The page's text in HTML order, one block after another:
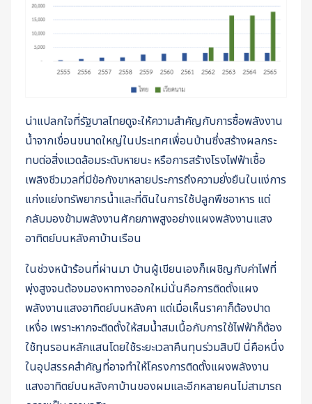
น่าแปลกใจที่รัฐบาลไทยดูจะให้ความสำคัญกับการซื้อพลังงาน
น้ำจากเขื่อนขนาดใหญ่ในประเทศเพื่อนบ้านซึ่งสร้างผลกระ
ทบต่อสิ่งแวดล้อมระดับหายนะ หรือการสร้างโรงไฟฟ้าเชื้อ
เพลิงชีวมวลที่มีข้อกังขาหลายประการถึงความยั่งยืนในแง่การ
แก่งแย่งทรัพยากรน้ำและที่ดินในการใช้ปลูกพืชอาหาร แต่
กลับมองข้ามพลังงานศักยภาพสูงอย่างแผงพลังงานแสง
อาทิตย์บนหลังคาบ้านเรือน
ในช่วงหน้าร้อนที่ผ่านมา บ้านผู้เขียนเองก็เผชิญกับค่าไฟที่
พุ่งสูงจนต้องมองหาทางออกใหม่นั่นคือการติดตั้งแผง
พลังงานแสงอาทิตย์บนหลังคา แต่เมื่อเห็นราคาก็ต้องปาด
เหงื่อ เพราะหากจะติดตั้งให้สมน้ำสมเนื้อกับการใช้ไฟฟ้าก็ต้อง
ใช้ทุนรอนหลักแสนโดยใช้ระยะเวลาคืนทุนร่วมสิบปี นี่คือหนึ่ง
ในอุปสรรคสำคัญที่อาจทำให้โครงการติดตั้งแผงพลังงาน
แสงอาทิตย์บนหลังคาบ้านของผมและอีกหลายคนไม่สามารถ